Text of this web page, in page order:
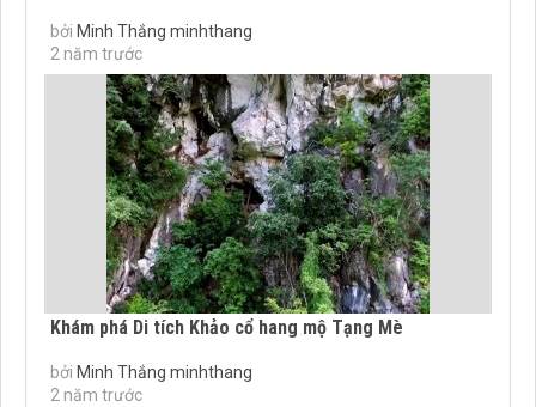
bởi Minh Thắng minhthang
2 năm trước
Khám phá Di tích Khảo cổ hang mộ Tạng Mè
bởi Minh Thắng minhthang
2 năm trước